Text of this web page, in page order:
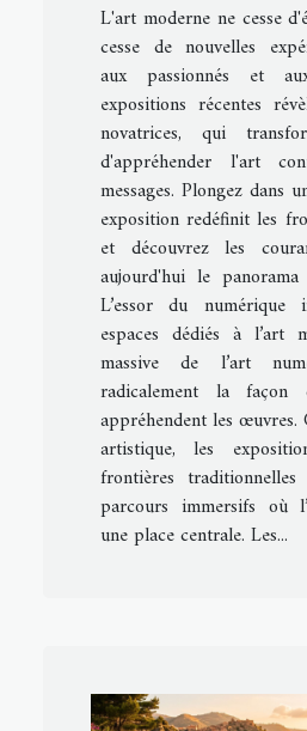
L'art moderne ne cesse
cesse de nouvelles
aux passionnés et
expositions récentes
novatrices, qui
d'appréhender l'art
messages. Plongez dans
exposition redéfinit les
et découvrez les
aujourd'hui le
L’essor du numérique
espaces dédiés à l’art
massive de l’art
radicalement la façon
appréhendent les œuvres.
artistique, les
frontières
parcours immersifs où
une place centrale. Les...